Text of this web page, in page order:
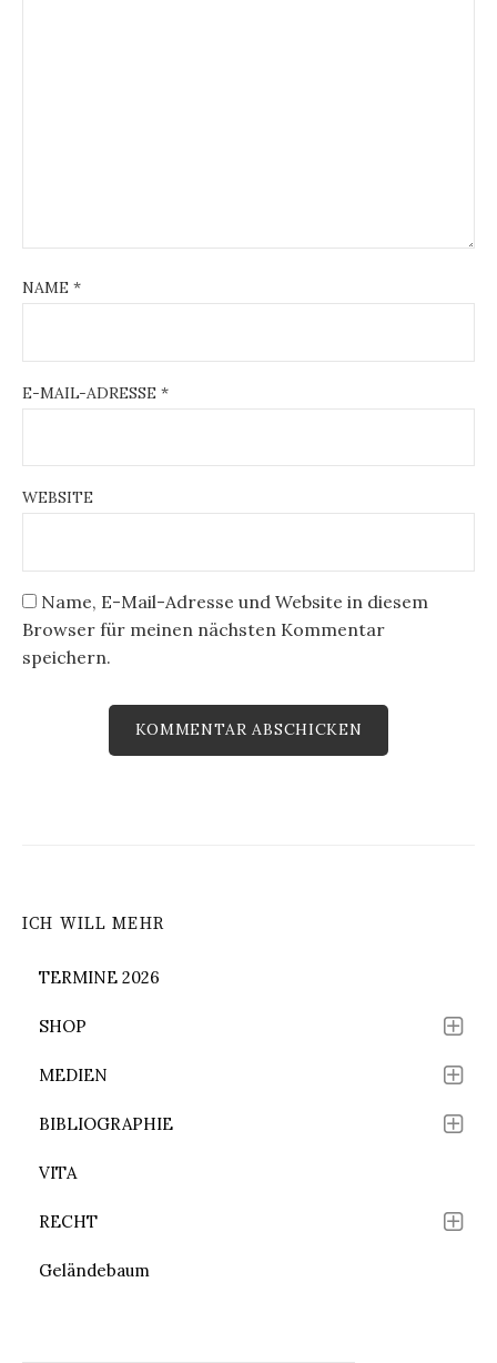
NAME *
E-MAIL-ADRESSE *
WEBSITE
Name, E-Mail-Adresse und Website in diesem
Browser für meinen nächsten Kommentar
speichern.
ICH WILL MEHR
TERMINE 2026
SHOP
MEDIEN
BIBLIOGRAPHIE
VITA
RECHT
Geländebaum